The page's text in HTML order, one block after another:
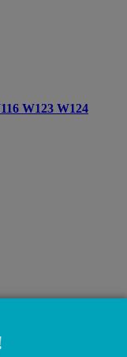
W123 W124